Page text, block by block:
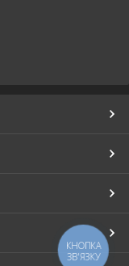
КНОПКА
ЗВ'ЯЗКУ